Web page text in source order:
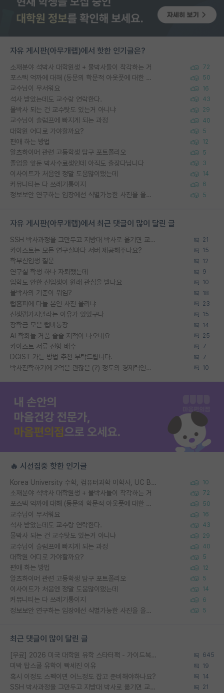
자유 게시판(아무개랩)에서 핫한 인기글은?
소재분야 석박사 대학원생 + 물박사들이 착각하는 거 72
포스텍 억까에 대해 (동문의 학문적 아웃풋에 대한 반박) 50
교수님이 무서워요 16
석사 받았는데도 교수랑 연락한다. 43
물박사 되는 건 교수탓도 있는거 아니냐 29
교수님이 슬럼프에 빠지게 되는 과정 40
대학원 어디로 가야할까요? 5
편애 하는 방법 12
알츠하이머 관련 고등학생 탐구 포트폴리오 5
졸업을 앞둔 박사수료생인데 아직도 출장다닙니다 3
이사이트가 처음엔 정말 도움많이됐는데 14
커뮤니티는 다 쓰레기통이지 6
정보보안 연구하는 입장에선 식별가능한 사진을 올리는건 비추이긴함 5
자유 게시판(아무개랩)에서 최근 댓글이 많이 달린 글
SSH 박사과정을 그만두고 지방대 박사로 옮기면 교수의 꿈은 끝일까요? 21
카이스트는 모든 연구실마다 서버 제공해주나요? 15
학부신입생 질문 12
연구실 학생 하나 자퇴했는데 9
입학도 안한 신입생이 원래 관심을 받나요 10
물박사의 기준이 뭐임? 18
랩홈피에 다들 본인 사진 올리냐 23
신생랩가지말라는 이유가 있었구나 15
장학금 모은 랩비통장 14
AI 학회들 거품 슬슬 지적이 나오네요 25
카이스트 서류 전형 배수 7
DGIST 가는 방법 추천 부탁드립니다. 7
박사진학하기에 2억은 괜찮은 (?) 정도의 경제력인가요 10
🔥 시선집중 핫한 인기글
Korea University 수학, 컴퓨터과학 이학사, UC Berkeley 산업공학 대학원 공학박사가 되는 것은 쉽지 않겠죠? 10
소재분야 석박사 대학원생 + 물박사들이 착각하는 거 72
포스텍 억까에 대해 (동문의 학문적 아웃풋에 대한 반박) 50
교수님이 무서워요 16
석사 받았는데도 교수랑 연락한다. 43
물박사 되는 건 교수탓도 있는거 아니냐 29
교수님이 슬럼프에 빠지게 되는 과정 40
대학원 어디로 가야할까요? 5
편애 하는 방법 12
알츠하이머 관련 고등학생 탐구 포트폴리오 5
이사이트가 처음엔 정말 도움많이됐는데 14
커뮤니티는 다 쓰레기통이지 6
정보보안 연구하는 입장에선 식별가능한 사진을 올리는건 비추이긴함 5
최근 댓글이 많이 달린 글
[무료] 2026 미국 대학원 유학 스타터팩 - 가이드북 & 합격자 컨택메일 템플릿 645
미박 탑스쿨 유학이 빡세진 이유 19
혹시 이정도 스펙이면 어느정도 잡고 준비해야하나요? 14
SSH 박사과정을 그만두고 지방대 박사로 옮기면 교수의 꿈은 끝일까요? 21